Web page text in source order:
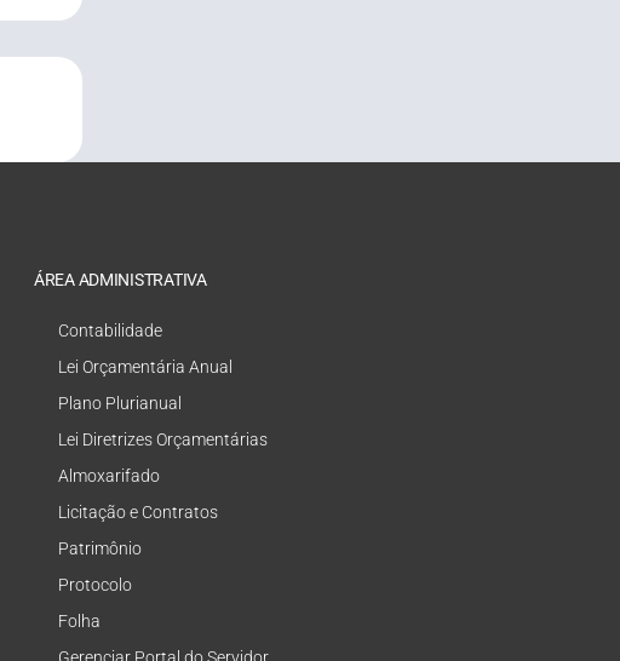
ÁREA ADMINISTRATIVA
Contabilidade
Lei Orçamentária Anual
Plano Plurianual
Lei Diretrizes Orçamentárias
Almoxarifado
Licitação e Contratos
Patrimônio
Protocolo
Folha